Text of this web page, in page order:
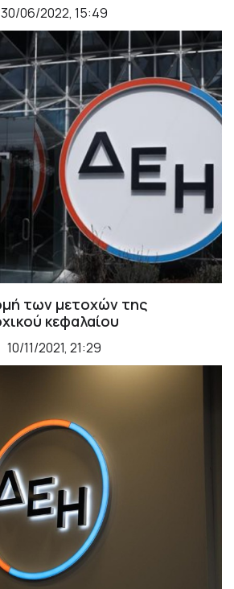
30/06/2022, 15:49
των μετοχών της
κεφαλαίου
10/11/2021, 21:29